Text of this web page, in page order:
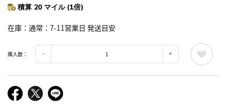
積算 20 マイル (1倍)
在庫 通常：7-11営業日 発送目安
購入数：